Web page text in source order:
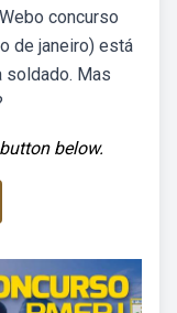
concurso
de janeiro) está
soldado. Mas
below.